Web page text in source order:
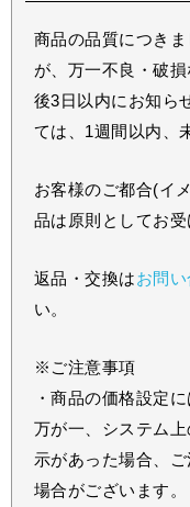
商品の品質につき
が、万一不良・破
後3日以内にお知ら
ては、1週間以内、
お客様のご都合(イ
品は原則としてお受
返品・交換はお問
い。
※ご注意事項
・商品の価格設定
万が一、システム
示があった場合、
場合がございます。